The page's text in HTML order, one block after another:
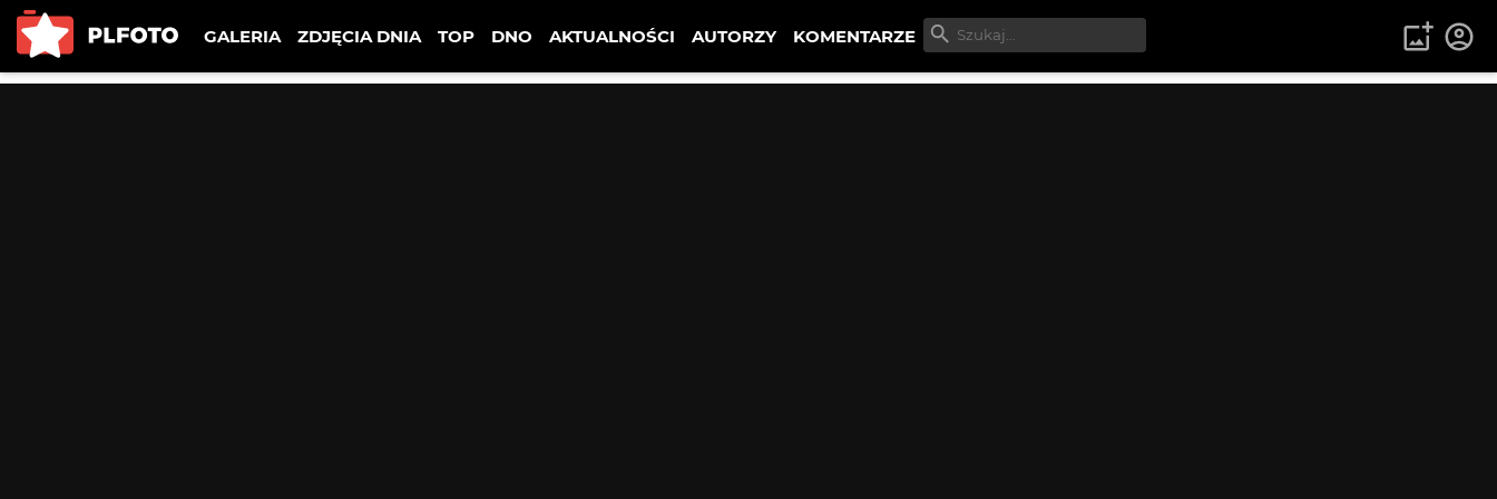
GALERIA ZDJĘCIA DNIA TOP DNO AKTUALNOŚCI AUTORZY KOMENTARZE